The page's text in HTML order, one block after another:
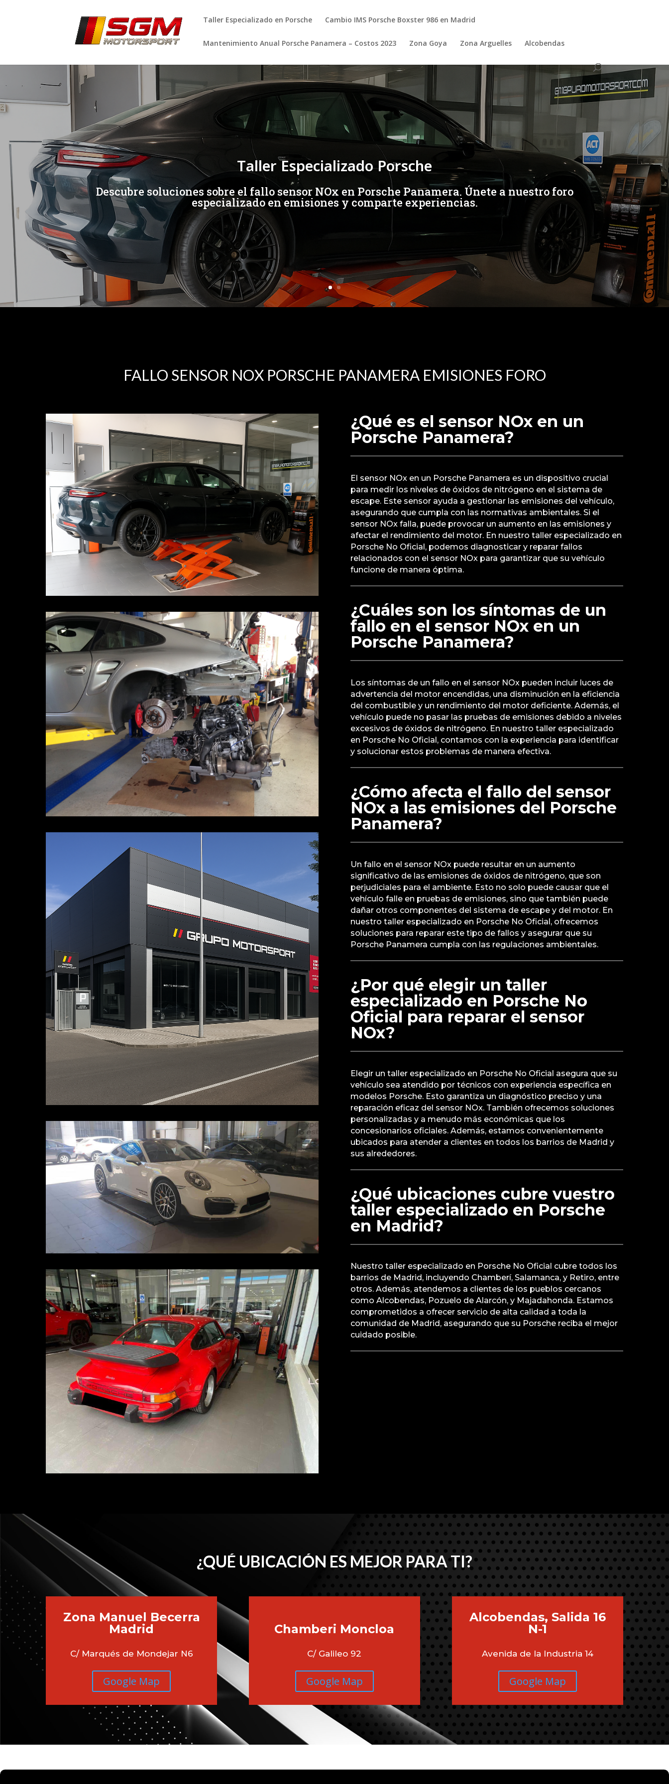
Taller Especializado en Porsche Cambio IMS Porsche Boxster 986 en Madrid
Mantenimiento Anual Porsche Panamera – Costos 2023 Zona Goya Zona Arguelles Alcobendas
Taller Especializado Porsche
Descubre soluciones sobre el fallo sensor NOx en Porsche Panamera. Únete a nuestro foro
especializado en emisiones y comparte experiencias.
[/et_pb_slide]
FALLO SENSOR NOX PORSCHE PANAMERA EMISIONES FORO
¿Qué es el sensor NOx en un
Porsche Panamera?
El sensor NOx en un Porsche Panamera es un dispositivo crucial
para medir los niveles de óxidos de nitrógeno en el sistema de
escape. Este sensor ayuda a gestionar las emisiones del vehículo,
asegurando que cumpla con las normativas ambientales. Si el
sensor NOx falla, puede provocar un aumento en las emisiones y
afectar el rendimiento del motor. En nuestro taller especializado en
Porsche No Oficial, podemos diagnosticar y reparar fallos
relacionados con el sensor NOx para garantizar que su vehículo
funcione de manera óptima.
¿Cuáles son los síntomas de un
fallo en el sensor NOx en un
Porsche Panamera?
Los síntomas de un fallo en el sensor NOx pueden incluir luces de
advertencia del motor encendidas, una disminución en la eficiencia
del combustible y un rendimiento del motor deficiente. Además, el
vehículo puede no pasar las pruebas de emisiones debido a niveles
excesivos de óxidos de nitrógeno. En nuestro taller especializado
en Porsche No Oficial, contamos con la experiencia para identificar
y solucionar estos problemas de manera efectiva.
¿Cómo afecta el fallo del sensor
NOx a las emisiones del Porsche
Panamera?
Un fallo en el sensor NOx puede resultar en un aumento
significativo de las emisiones de óxidos de nitrógeno, que son
perjudiciales para el ambiente. Esto no solo puede causar que el
vehículo falle en pruebas de emisiones, sino que también puede
dañar otros componentes del sistema de escape y del motor. En
nuestro taller especializado en Porsche No Oficial, ofrecemos
soluciones para reparar este tipo de fallos y asegurar que su
Porsche Panamera cumpla con las regulaciones ambientales.
¿Por qué elegir un taller
especializado en Porsche No
Oficial para reparar el sensor
NOx?
Elegir un taller especializado en Porsche No Oficial asegura que su
vehículo sea atendido por técnicos con experiencia específica en
modelos Porsche. Esto garantiza un diagnóstico preciso y una
reparación eficaz del sensor NOx. También ofrecemos soluciones
personalizadas y a menudo más económicas que los
concesionarios oficiales. Además, estamos convenientemente
ubicados para atender a clientes en todos los barrios de Madrid y
sus alrededores.
¿Qué ubicaciones cubre vuestro
taller especializado en Porsche
en Madrid?
Nuestro taller especializado en Porsche No Oficial cubre todos los
barrios de Madrid, incluyendo Chamberí, Salamanca, y Retiro, entre
otros. Además, atendemos a clientes de los pueblos cercanos
como Alcobendas, Pozuelo de Alarcón, y Majadahonda. Estamos
comprometidos a ofrecer servicio de alta calidad a toda la
comunidad de Madrid, asegurando que su Porsche reciba el mejor
cuidado posible.
¿QUÉ UBICACIÓN ES MEJOR PARA TI?
Zona Manuel Becerra
Madrid
C/ Marqués de Mondejar N6
Google Map
Chamberi Moncloa
C/ Galileo 92
Google Map
Alcobendas, Salida 16
N-1
Avenida de la Industria 14
Google Map